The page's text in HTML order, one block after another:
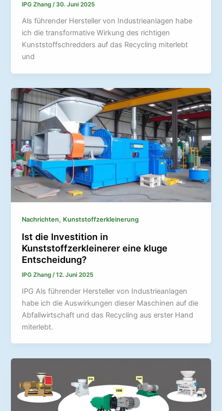
IPG Zhang/ 30. Juni 2025
Als führender Hersteller von Industrieanlagen habe
ich die transformative Wirkung des richtigen
Kunststoffschredders auf das Recycling miterlebt
und
Nachrichten, Kunststoffzerkleinerung
Ist die Investition in
Kunststoffzerkleinerer eine kluge
Entscheidung?
IPG Zhang /12. Juni 2025
IPG Als führender Hersteller von Industrieanlagen
habe ich die Auswirkungen dieser Maschinen auf die
Abfallwirtschaft und das Recycling aus erster Hand
miterlebt.